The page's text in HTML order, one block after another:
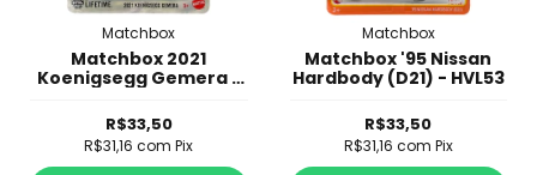
Matchbox
Matchbox 2021
Koenigsegg Gemera -
R$33,50
R$31,16com Pix
Matchbox
Matchbox '95 Nissan
Hardbody (D21) - HVL53
R$33,50
R$31,16 com Pix